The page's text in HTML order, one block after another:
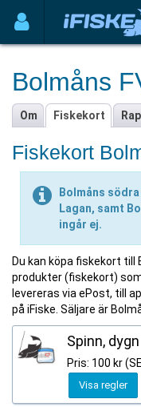
Bolmåns
Om Fiskekort
Fiskekort
Bolmåns
Lagan, samt
ingår ej.
Du kan köpa fiskekort till
produkter (fiskekort)
levereras via ePost, till
på iFiske. Säljare är
Spinn, dygn
Pris: 100 kr
Visa regler